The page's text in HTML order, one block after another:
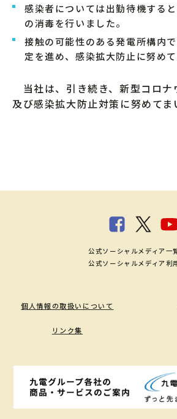
感染者については出勤待機する
の消毒を行いました。
接触の可能性のある発電所構内
定を進め、感染拡大防止に努めて
当社は、引き続き、新型コロナ
及び感染拡大防止対策に努めてま
個人情報の取扱いについて
リンク集
公式ソーシャルメディア一
公式ソーシャルメディア利